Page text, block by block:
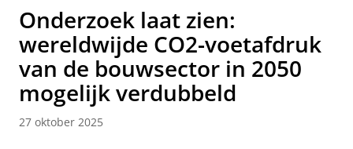
Onderzoek laat zien:
wereldwijde CO2-voetafdruk
van de bouwsector in 2050
mogelijk verdubbeld
27 oktober 2025